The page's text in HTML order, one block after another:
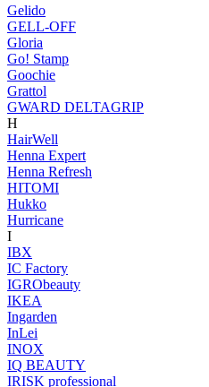
Gelido
GELL-OFF
Gloria
Go! Stamp
Goochie
Grattol
GWARD DELTAGRIP
H
HairWell
Henna Expert
Henna Refresh
HITOMI
Hukko
Hurricane
I
IBX
IC Factory
IGRObeauty
IKEA
Ingarden
InLei
INOX
IQ BEAUTY
IRISK professional